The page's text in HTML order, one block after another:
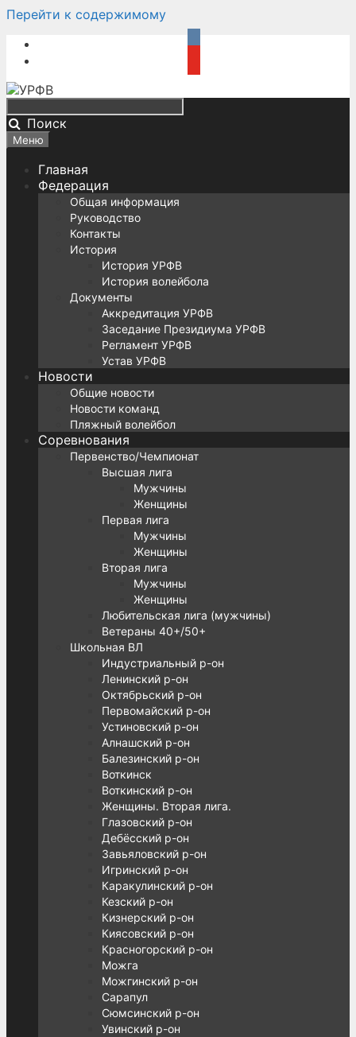
Перейти к содержимому
Поиск
Меню
Главная
Федерация
Общая информация
Руководство
Контакты
История
История УРФВ
История волейбола
Документы
Аккредитация УРФВ
Заседание Президиума УРФВ
Регламент УРФВ
Устав УРФВ
Новости
Общие новости
Новости команд
Пляжный волейбол
Соревнования
Первенство/Чемпионат
Высшая лига
Мужчины
Женщины
Первая лига
Мужчины
Женщины
Вторая лига
Мужчины
Женщины
Любительская лига (мужчины)
Ветераны 40+/50+
Школьная ВЛ
Индустриальный р-он
Ленинский р-он
Октябрьский р-он
Первомайский р-он
Устиновский р-он
Алнашский р-он
Балезинский р-он
Воткинск
Воткинский р-он
Женщины. Вторая лига.
Глазовский р-он
Дебёсский р-он
Завьяловский р-он
Игринский р-он
Каракулинский р-он
Кезский р-он
Кизнерский р-он
Киясовский р-он
Красногорский р-он
Можга
Можгинский р-он
Сарапул
Сюмсинский р-он
Увинский р-он